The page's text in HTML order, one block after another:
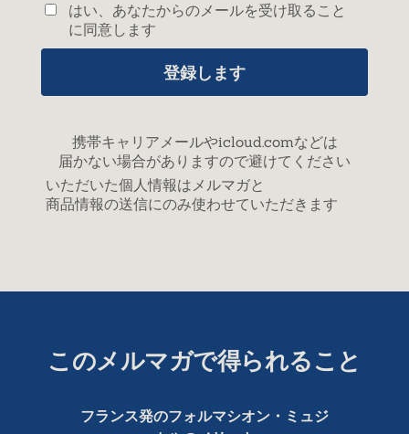
はい、あなたからのメールを受け取ること
に同意します
登録します
携帯キャリアメールやicloud.comなどは
届かない場合がありますので避けてください
いただいた個人情報はメルマガと
商品情報の送信にのみ使わせていただきます
このメルマガで得られること
フランス発のフォルマシオン・ミュジ